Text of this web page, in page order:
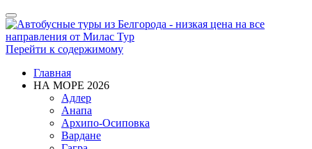
Показать/
Скрыть
навигацию
Перейти к содержимому
Главная
НА МОРЕ 2026
Адлер
Анапа
Архипо-Осиповка
Вардане